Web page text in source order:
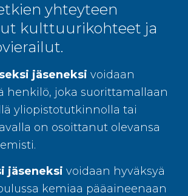
yhteyteen
kulttuurikohteet ja
jäseneksi voidaan
henkilö, joka suorittamallaan
yliopistotutkinnolla tai
on osoittanut olevansa
jäseneksi voidaan hyväksyä
kemiaa pääaineenaan